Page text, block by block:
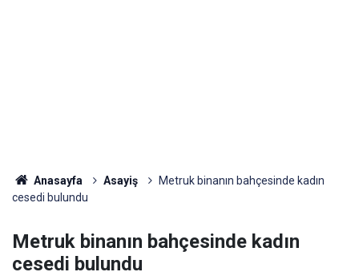
Anasayfa Asayiş
Metruk binanın bahçesinde kadın
cesedi bulundu
Metruk binanın bahçesinde kadın
cesedi bulundu